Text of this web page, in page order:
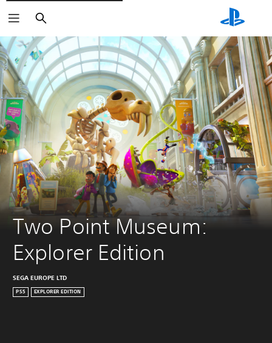
Zoeken
Two Point Museum:
Explorer Edition
SEGA EUROPE LTD
PS5 EXPLORER EDITION